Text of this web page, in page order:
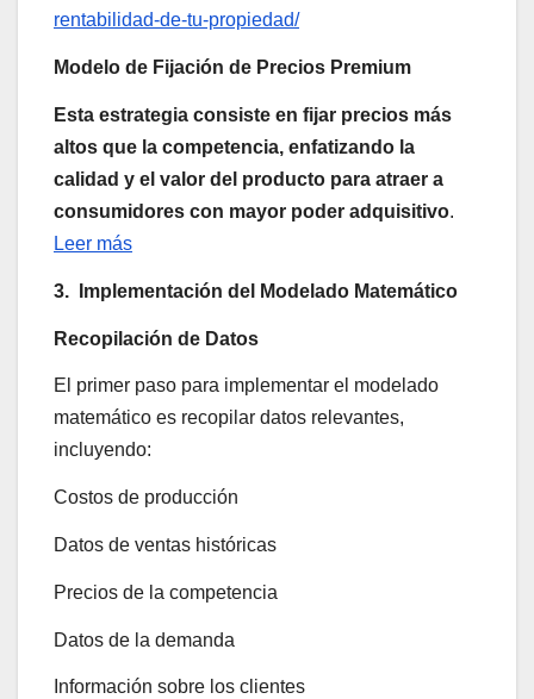
rentabilidad-de-tu-propiedad/
Modelo de Fijación de Precios Premium
Esta estrategia consiste en fijar precios más
altos que la competencia, enfatizando la
calidad y el valor del producto para atraer a
consumidores con mayor poder adquisitivo.
Leer más
3. Implementación del Modelado Matemático
Recopilación de Datos
El primer paso para implementar el modelado
matemático es recopilar datos relevantes,
incluyendo:
Costos de producción
Datos de ventas históricas
Precios de la competencia
Datos de la demanda
Información sobre los clientes